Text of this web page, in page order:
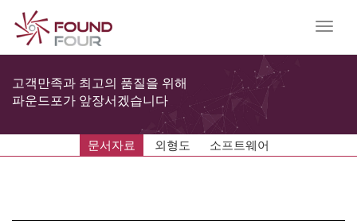
Toggle
고객만족과 최고의 품질을 위해
파운드포가 앞장서겠습니다
문서자료 외형도 소프트웨어